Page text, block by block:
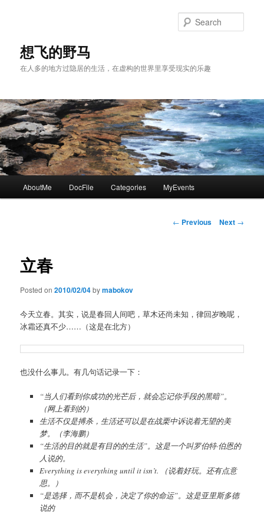
content想飞的野马
在人多的地方过隐居的生活，在虚构的世界里享受现实的乐趣
AboutMe DocFile Categories MyEvents
Post
← Previous Next →
立春
Posted on2010/02/04bymabokov
今天立春。其实，说是春回人间吧，草木还尚未知，律回岁晚呢，
冰霜还真不少……（这是在北方）
也没什么事儿。有几句话记录一下：
“当人们看到你成功的光芒后，就会忘记你手段的黑暗”。
（网上看到的）
生活不仅是搏杀，生活还可以是在战栗中诉说着无望的美
梦。（李海鹏）
“生活的目的就是有目的的生活”。这是一个叫罗伯特·伯恩的
人说的。
Everything is everything until it isn’t. （说着好玩。还有点意
思。）
“是选择，而不是机会，决定了你的命运”。这是亚里斯多德
说的